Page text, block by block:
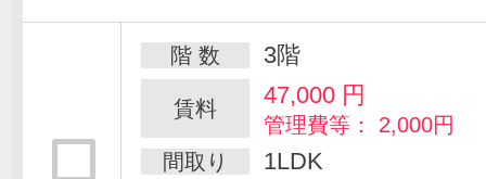
階 数 3階
賃料 47,000円
管理費等： 2,000円
間取り
1LDK